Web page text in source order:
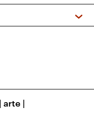
| arte |